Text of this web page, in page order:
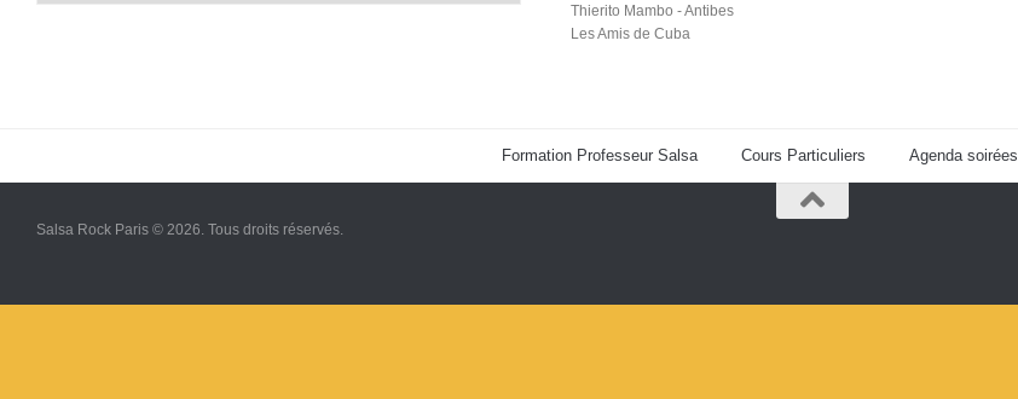
Thierito Mambo - Antibes
Les Amis de Cuba
Formation Professeur Salsa Cours Particuliers Agenda soirées
Salsa Rock Paris © 2026. Tous droits réservés.